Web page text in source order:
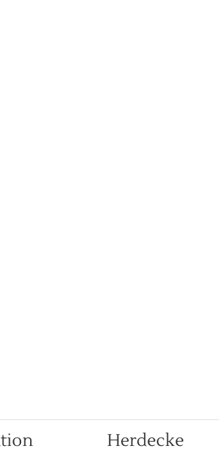
Herdecke